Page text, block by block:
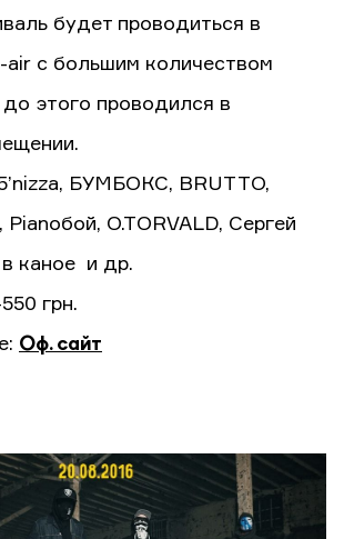
будет проводиться в
air с большим количеством
этого проводился в
БУМБОКС, BRUTTO,
Pianoбой, O.TORVALD, Сергей
каное и др.
грн.
Оф. сайт